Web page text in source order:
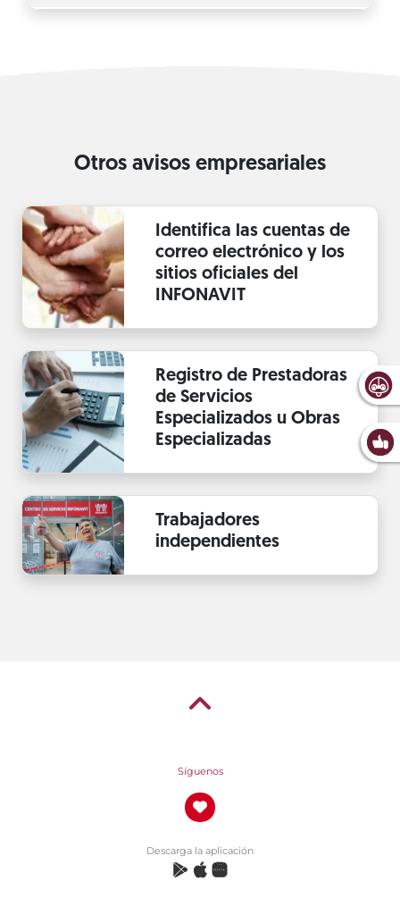
Otros avisos empresariales
Identifica las cuentas de
correo electrónico y los
sitios oficiales del
INFONAVIT
Registro de Prestadoras
de Servicios
Especializados u Obras
Especializadas
Trabajadores
independientes
Síguenos
Descarga la aplicación